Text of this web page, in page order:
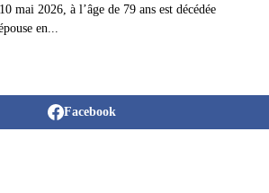
mai 2026, à l’âge de 79 ans est décédée
en...
Facebook